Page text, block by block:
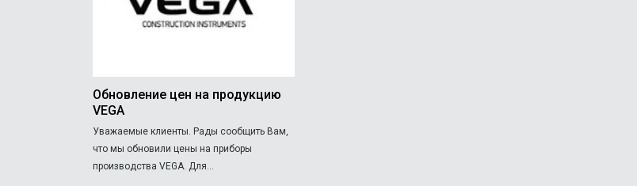
Обновление цен на продукцию
VEGA
Уважаемые клиенты. Рады сообщить Вам,
что мы обновили цены на приборы
производства VEGA. Для...